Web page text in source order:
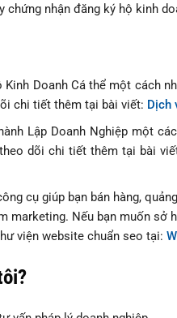
chứng nhận đăng ký hộ kinh
Doanh Cá thể một cách
chi tiết thêm tại bài viết: Dịch
Lập Doanh Nghiệp một
dõi chi tiết thêm tại bài
cụ giúp bạn bán hàng,
marketing. Nếu bạn muốn sở
viện website chuẩn seo tại: